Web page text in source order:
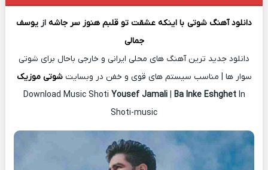
دانلود آهنگ شوتی با اینکه عشقت تو قلبم هنوز سر جاشه از یوسف
جمالی
دانلود جدید ترین آهنگ های محلی ایرانی و خارجی باحال برای شوتی
سوار ها | مناسب سیستم های قوی و خفن در وبسایتشوتی موزیک
Download Music Shoti Yousef Jamali| Ba Inke EshghetIn
Shoti-music